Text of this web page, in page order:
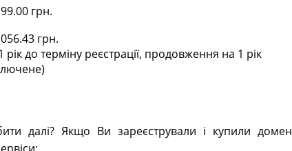
грн.
грн.
рік до терміну реєстрації, продовження на 1 рік
далі? Якщо Ви зареєстрували і купили домен